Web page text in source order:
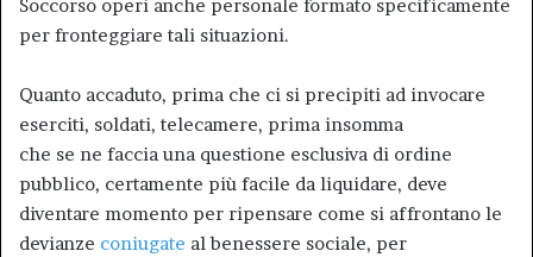
Soccorso operi anche personale formato specificamente
per fronteggiare tali situazioni.
Quanto accaduto, prima che ci si precipiti ad invocare
eserciti, soldati, telecamere, prima insomma
che se ne faccia una questione esclusiva di ordine
pubblico, certamente più facile da liquidare, deve
diventare momento per ripensare come si affrontano le
devianze coniugate al benessere sociale, per